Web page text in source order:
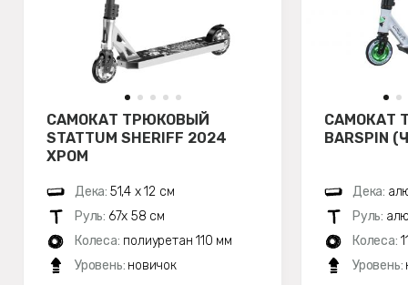
САМОКАТ ТРЮКОВЫЙ
STATTUM SHERIFF 2024
ХРОМ
Дека: 51,4 х 12 см
Руль: 67х 58 см
Колеса: полиуретан 110 мм
Уровень: новичок
САМОКАТ
BARSPIN
Дека:
Руль:
Колеса:
Уровень: